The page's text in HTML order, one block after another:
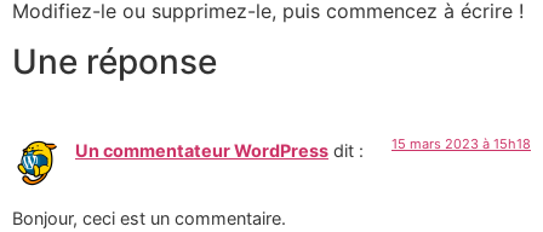
Modifiez-le ou supprimez-le, puis commencez à écrire !
Une réponse
Un commentateur WordPress dit : 15 mars 2023 à 15h18
Bonjour, ceci est un commentaire.